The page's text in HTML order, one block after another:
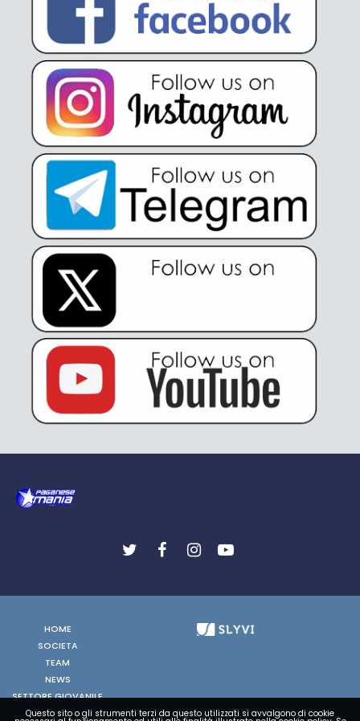
HOME
SOCIETA
TEAM
NEWS
SETTORE GIOVANILE
FOTO
Questo sito o gli strumenti terzi da questo utilizzati si avvalgono di cookie